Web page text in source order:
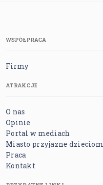
WSPÓŁPRACA
Firmy
ATRAKCJE
O nas
Opinie
Portal w mediach
Miasto przyjazne dzieciom
Praca
Kontakt